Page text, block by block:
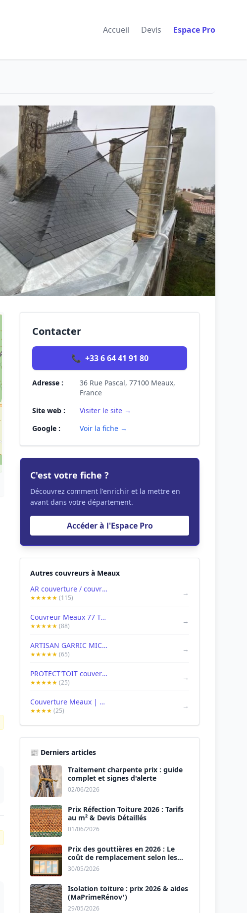
Accueil Devis Espace Pro
Contacter
📞 +33 6 64 41 91 80
Adresse :
36 Rue Pascal, 77100 Meaux,
France
Site web :
Visiter le site →
Google :
Voir la fiche →
C'est votre fiche ?
Découvrez comment l'enrichir et la mettre en
avant dans votre département.
Accéder à l'Espace Pro
Autres couvreurs à Meaux
AR couverture / couvreur 77 / toiture / Seine et Marne
★★★★★(115)
→
Couvreur Meaux 77 Toiture
★★★★★(88)
→
ARTISAN GARRIC MICKAEL - couvreur 77 - couverture 77 - toiture 77 - zingueur 77 - ravalement
★★★★★(65)
→
PROTECT'TOIT couverture charpente devis, gratuit
★★★★★(25)
→
Couverture Meaux | ml couvreur | Couvreur Seine et Marne
★★★★(25)
→
📰 Derniers articles
Traitement charpente prix : guide
complet et signes d'alerte
02/06/2026
Prix Réfection Toiture 2026 : Tarifs
au m² & Devis Détaillés
01/06/2026
Prix des gouttières en 2026 : Le
coût de remplacement selon les
matériaux
30/05/2026
Isolation toiture : prix 2026 & aides
(MaPrimeRénov')
29/05/2026